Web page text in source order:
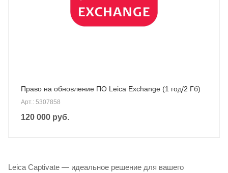
Право на обновление ПО Leica Exchange (1 год/2 Гб)
Арт.: 5307858
120 000 руб.
Leica Captivate — идеальное решение для вашего